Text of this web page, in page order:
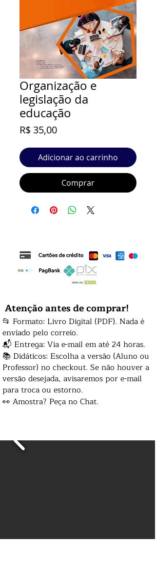
Organização e
legislação da
educação
R$ 35,00Preço
Adicionar ao carrinho
Comprar
Atenção antes de comprar!
📂 Formato: Livro Digital (PDF). Nada é
enviado pelo correio.
📬 Entrega: Via e-mail em até 24 horas.
📚 Didáticos: Escolha a versão (Aluno ou
Professor) no checkout. Se não houver a
versão desejada, avisaremos por e-mail
para troca ou estorno.
👀 Amostra? Peça no Chat.